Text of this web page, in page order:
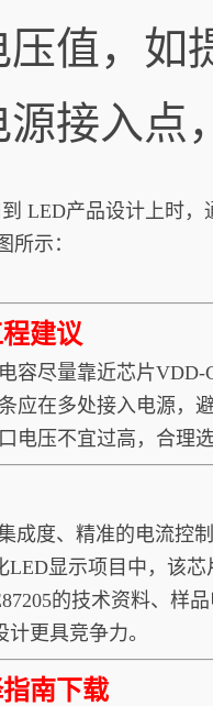
压值，如
源接入点
到 LED产品设计上时
所示：
建议
容尽量靠近芯片
应在多处接入电源，
电压不宜过高，合理
度、精准的电流控制
LED显示项目中，该
的技术资料、样
更具竞争力。
南下载